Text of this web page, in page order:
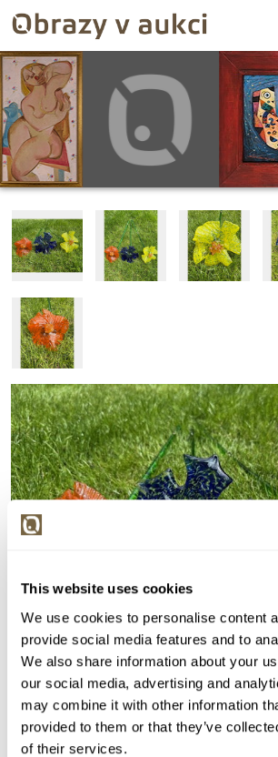
This website uses cookies
We use cookies to personalise content
provide social media features and to
We also share information about your
our social media, advertising and
may combine it with other information
provided to them or that they’ve
of their services.
Detail položky
> Zobrazit detail položky a informace